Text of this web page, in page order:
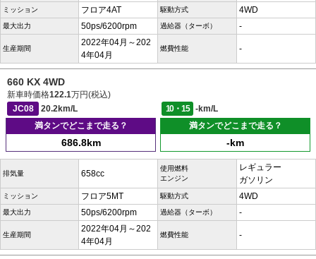
ミッション フロア4AT 駆動方式 4WD
最大出力 50ps/6200rpm 過給器（ターボ） -
生産期間
2022年04月～202
4年04月
燃費性能 -
660 KX 4WD
新車時価格122.1万円(税込)
JC08
20.2km/L 10・15
-km/L
満タンでどこまで走る？
686.8km
満タンでどこまで走る？
-km
排気量 658cc
使用燃料
エンジン
レギュラー
ガソリン
ミッション フロア5MT 駆動方式 4WD
最大出力 50ps/6200rpm 過給器（ターボ） -
生産期間
2022年04月～202
4年04月
燃費性能 -